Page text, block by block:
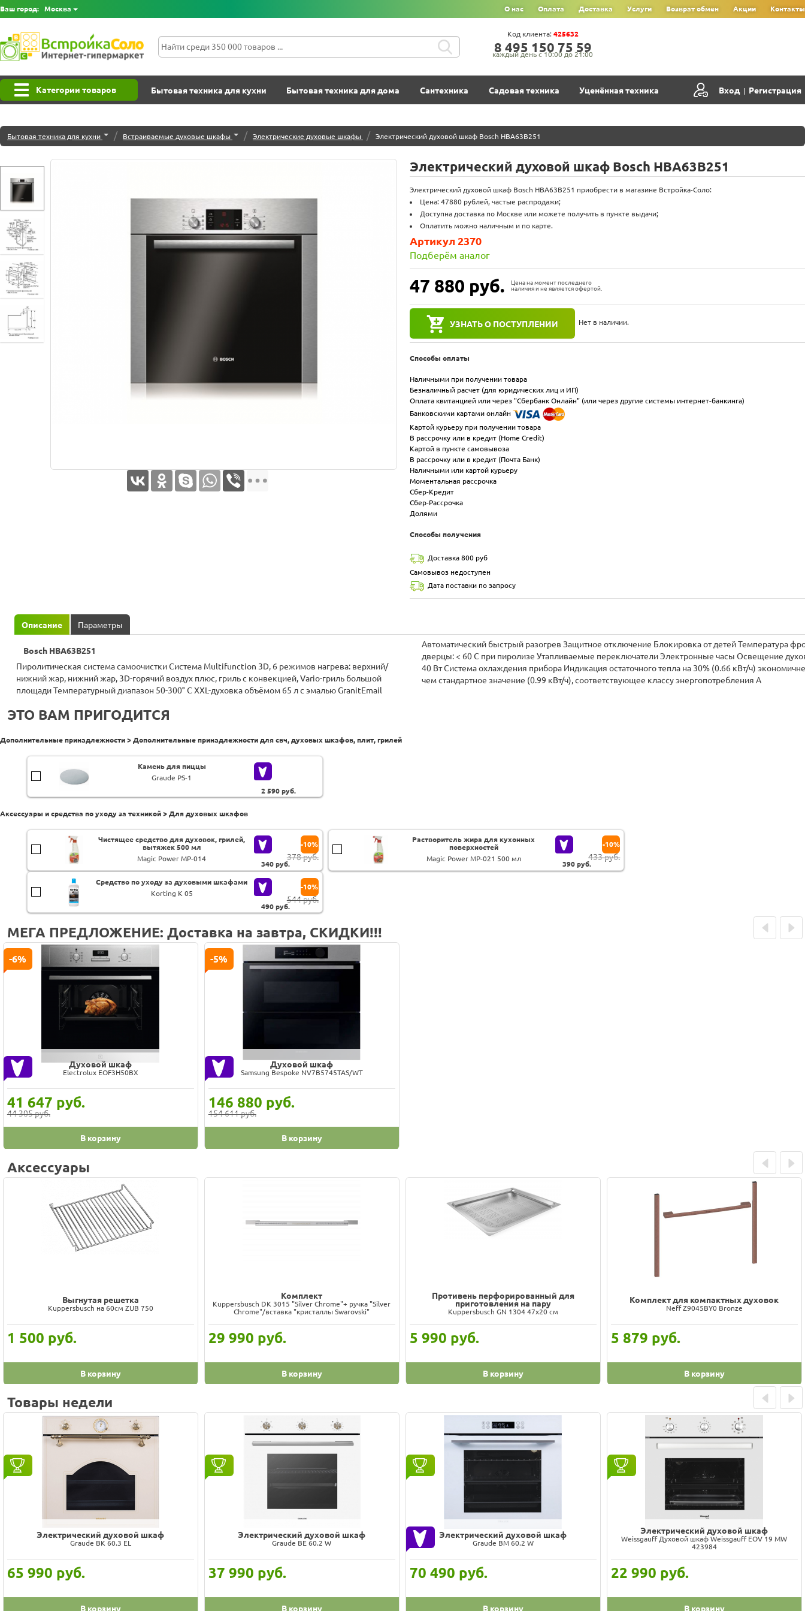
Ваш город: Москва О нас Оплата Доставка Услуги Возврат обмен Акции Контакты
8‍ 4‍9‍5‍ 1‍5‍0‍ 7‍5‍ 5‍9‍
каждый день с 10:00 до 21:00
Код клиента: 425632
Категории товаров Бытовая техника для кухни Бытовая техника для дома Сантехника Садовая техника Уценённая техника Вход | Регистрация
Бытовая техника для кухни / Встраиваемые духовые шкафы / Электрические духовые шкафы / Электрический духовой шкаф Bosch HBA63B251
Электрический духовой шкаф Bosch HBA63B251
Электрический духовой шкаф Bosch HBA63B251 приобрести в магазине Встройка-Соло:
Цена: 47880 рублей, частые распродажи;
Доступна доставка по Москве или можете получить в пункте выдачи;
Оплатить можно наличным и по карте.
47 880 руб.
Цена на момент последнего
наличия и не является офертой.
УЗНАТЬ О ПОСТУПЛЕНИИ Нет в наличии.
Артикул 2370
Подберём аналог
Способы оплаты
Наличными при получении товара
Безналичный расчет (для юридических лиц и ИП)
Оплата квитанцией или через "Сбербанк Онлайн" (или через другие системы интернет-банкинга)
Банковскими картами онлайн
Картой курьеру при получении товара
В рассрочку или в кредит (Home Credit)
Картой в пункте самовывоза
В рассрочку или в кредит (Почта Банк)
Наличными или картой курьеру
Моментальная рассрочка
Сбер-Кредит
Сбер-Рассрочка
Долями
Способы получения
Доставка 800 руб
Самовывоз недоступен
Дата поставки по запросу
Описание Параметры
Bosch HBA63B251
Пиролитическая система самоочистки Система Multifunction 3D, 6 режимов нагрева: верхний/
нижний жар, нижний жар, 3D-горячий воздух плюс, гриль с конвекцией, Vario-гриль большой
площади Температурный диапазон 50-300° C XXL-духовка объёмом 65 л c эмалью GranitEmail
Автоматический быстрый разогрев Защитное отключение Блокировка от детей Температура
дверцы: < 60 C при пиролизе Утапливаемые переключатели Электронные часы Освещение
40 Вт Система охлаждения прибора Индикация остаточного тепла на 30% (0.66 кВт/ч)
чем стандартное значение (0.99 кВт/ч), соответствующее классу энергопотребления A
ЭТО ВАМ ПРИГОДИТСЯ
Дополнительные принадлежности > Дополнительные принадлежности для свч, духовых шкафов, плит, грилей
Камень для пиццы
Graude PS-1
2 590руб.
Аксессуары и средства по уходу за техникой > Для духовых шкафов
Чистящее средство для духовок, грилей,
вытяжек 500 мл
Magic Power MP-014
340руб.
378 руб.
-10%
Растворитель жира для кухонных
поверхностей
Magic Power MP-021 500 мл
390 руб.
433 руб.
-10%
Средство по уходу за духовыми шкафами
Korting K 05
490руб.
544 руб.
-10%
МЕГА ПРЕДЛОЖЕНИЕ: Доставка на завтра, СКИДКИ!!!
Духовой шкаф
Electrolux EOF3H50BX
41 647 руб.
44 305 руб.
-6%
В корзину
Духовой шкаф
Samsung Bespoke NV7B5745TAS/WT
146 880 руб.
154 611 руб.
-5%
В корзину
Аксессуары
Выгнутая решетка
Kuppersbusch на 60см ZUB 750
1 500 руб.
В корзину
Комплект
Kuppersbusch DK 3015 "Silver Chrome"+ ручка "Silver
Chrome"/вставка "кристаллы Swarovski"
29 990 руб.
В корзину
Противень перфорированный для
приготовления на пару
Kuppersbusch GN 1304 47х20 см
5 990 руб.
В корзину
Комплект для компактных духовок
Neff Z9045BY0 Bronze
5 879 руб.
В корзину
Prev Next
Товары недели
Электрический духовой шкаф
Graude BK 60.3 EL
65 990 руб.
В корзину
Электрический духовой шкаф
Graude BE 60.2 W
37 990 руб.
В корзину
Электрический духовой шкаф
Graude BM 60.2 W
70 490 руб.
В корзину
Электрический духовой шкаф
Weissgauff Духовой шкаф Weissgauff EOV 19 MW
423984
22 990 руб.
В корзину
Prev Next